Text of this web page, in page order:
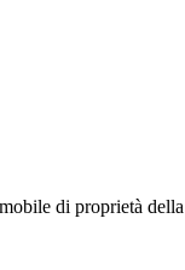
di proprietà